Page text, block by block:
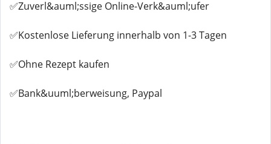
✅Zuverl&auml;ssige Online-Verk&auml;ufer
✅Kostenlose Lieferung innerhalb von 1-3 Tagen
✅Ohne Rezept kaufen
✅Bank&uuml;berweisung, Paypal